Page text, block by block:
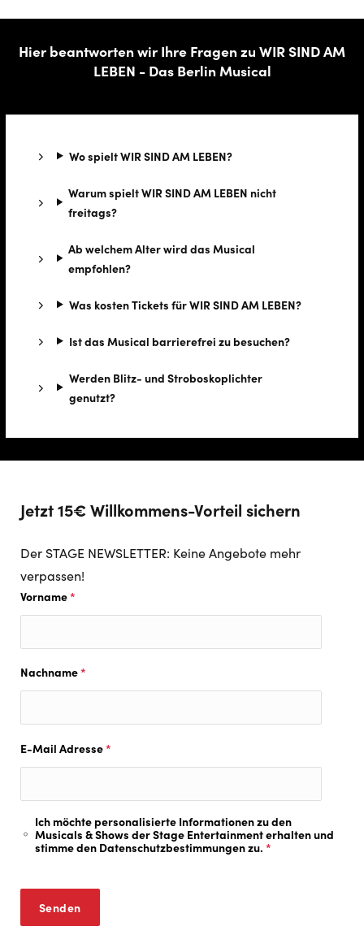
Hier beantworten wir Ihre Fragen zu WIR SIND AM
LEBEN - Das Berlin Musical
Wo spielt WIR SIND AM LEBEN?
Warum spielt WIR SIND AM LEBEN nicht
freitags?
Ab welchem Alter wird das Musical
empfohlen?
Was kosten Tickets für WIR SIND AM LEBEN?
Ist das Musical barrierefrei zu besuchen?
Werden Blitz- und Stroboskoplichter
genutzt?
Jetzt 15€ Willkommens-Vorteil sichern
Der STAGE NEWSLETTER: Keine Angebote mehr
verpassen!
Vorname*
Nachname*
E-Mail Adresse*
Ich möchte personalisierte Informationen zu den
Musicals & Shows der Stage Entertainment erhalten und
stimme den Datenschutzbestimmungenzu. *